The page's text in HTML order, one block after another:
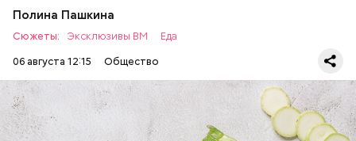
Полина Пашкина
Сюжеты: Эксклюзивы ВМ
Еда
06 августа 12:15
Общество
Ингредиенты: